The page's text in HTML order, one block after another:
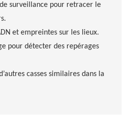
surveillance pour retracer le
et empreintes sur les lieux.
pour détecter des repérages
casses similaires dans la